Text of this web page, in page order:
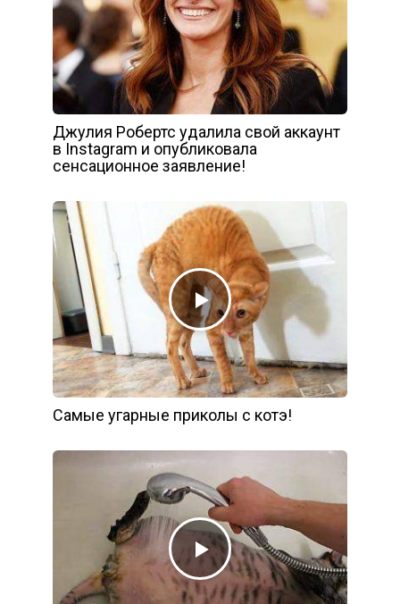
Джулия Робертс удалила свой аккаунт
в Instagram и опубликовала
сенсационное заявление!
Самые угарные приколы с котэ!